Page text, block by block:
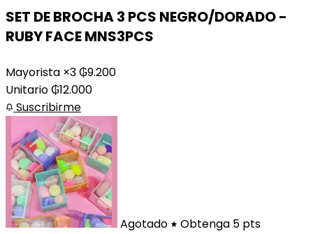
SET DE BROCHA 3 PCS NEGRO/DORADO -
RUBY FACE MNS3PCS
Mayorista ×3₲9.200
Unitario₲12.000
Suscribirme
Agotado Obtenga 5 pts